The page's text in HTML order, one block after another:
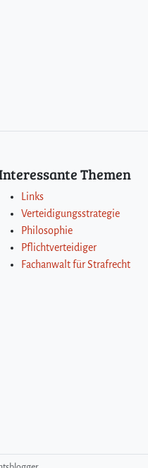
Themen
Links
Verteidigungsstrategie
Philosophie
Pflichtverteidiger
Fachanwalt für Strafrecht